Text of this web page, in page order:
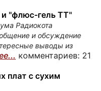
"флюс-гель ТТ"
Радиокота
и обсуждение
выводы из
комментариев: 21
плат с сухим